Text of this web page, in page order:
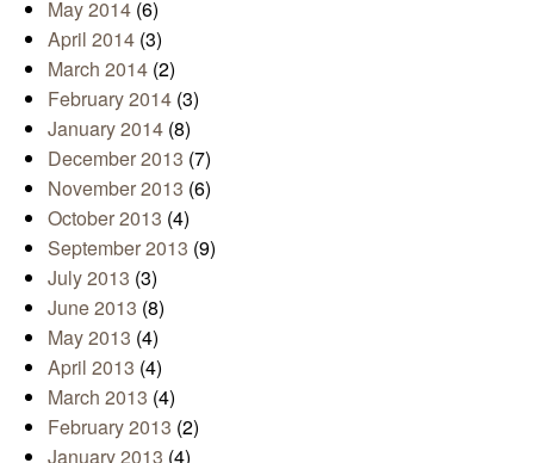
May 2014 (6)
April 2014 (3)
March 2014 (2)
February 2014 (3)
January 2014 (8)
December 2013 (7)
November 2013 (6)
October 2013 (4)
September 2013 (9)
July 2013 (3)
June 2013 (8)
May 2013 (4)
April 2013 (4)
March 2013 (4)
February 2013 (2)
January 2013 (4)